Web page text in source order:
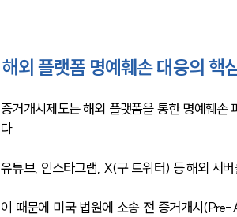
해외 플랫폼 명예훼손 대응의 핵
증거개시제도는 해외 플랫폼을 통한 명예훼손
다.
유튜브, 인스타그램, X(구 트위터) 등 해외 서
이 때문에 미국 법원에 소송 전 증거개시